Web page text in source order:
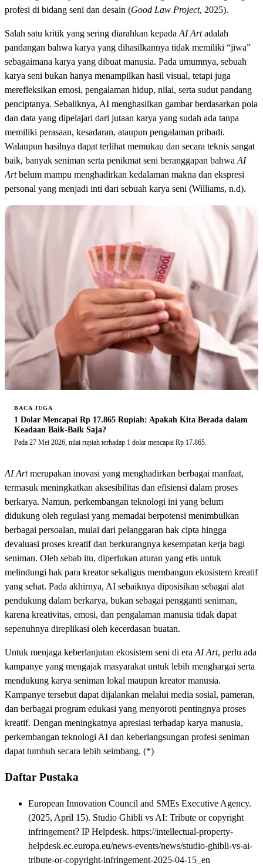
profesi di bidang seni dan desain (Good Law Project, 2025).
Salah satu kritik yang sering diarahkan kepada AI Artadalah
pandangan bahwa karya yang dihasilkannya tidak memiliki “jiwa”
sebagaimana karya yang dibuat manusia. Pada umumnya, sebuah
karya seni bukan hanya menampilkan hasil visual, tetapi juga
merefleksikan emosi, pengalaman hidup, nilai, serta sudut pandang
penciptanya. Sebaliknya, AI menghasilkan gambar berdasarkan pola
dan data yang dipelajari dari jutaan karya yang sudah ada tanpa
memiliki perasaan, kesadaran, ataupun pengalaman pribadi.
Walaupun hasilnya dapat terlihat memukau dan secara teknis sangat
baik, banyak seniman serta penikmat seni beranggapan bahwa AI
Artbelum mampu menghadirkan kedalaman makna dan ekspresi
personal yang menjadi inti dari sebuah karya seni (Williams, n.d).
BACA JUGA
1 Dolar Mencapai Rp 17.865 Rupiah: Apakah Kita Berada dalam
Keadaan Baik-Baik Saja?
Pada 27 Mei 2026, nilai rupiah terhadap 1 dolar mencapai Rp 17.865.
AI Artmerupakan inovasi yang menghadirkan berbagai manfaat,
termasuk meningkatkan aksesibilitas dan efisiensi dalam proses
berkarya. Namun, perkembangan teknologi ini yang belum
didukung oleh regulasi yang memadai berpotensi menimbulkan
berbagai persoalan, mulai dari pelanggaran hak cipta hingga
devaluasi proses kreatif dan berkurangnya kesempatan kerja bagi
seniman. Oleh sebab itu, diperlukan aturan yang etis untuk
melindungi hak para kreator sekaligus membangun ekosistem kreatif
yang sehat. Pada akhirnya, AI sebaiknya diposisikan sebagai alat
pendukung dalam berkarya, bukan sebagai pengganti seniman,
karena kreativitas, emosi, dan pengalaman manusia tidak dapat
sepenuhnya direplikasi oleh kecerdasan buatan.
Untuk menjaga keberlanjutan ekosistem seni di era AI Art, perlu ada
kampanye yang mengajak masyarakat untuk lebih menghargai serta
mendukung karya seniman lokal maupun kreator manusia.
Kampanye tersebut dapat dijalankan melalui media sosial, pameran,
dan berbagai program edukasi yang menyoroti pentingnya proses
kreatif. Dengan meningkatnya apresiasi terhadap karya manusia,
perkembangan teknologi AI dan keberlangsungan profesi seniman
dapat tumbuh secara lebih seimbang. (*)
Daftar Pustaka
European Innovation Council and SMEs Executive Agency.
(2025, April 15). Studio Ghibli vs AI: Tribute or copyright
infringement? IP Helpdesk. https://intellectual-property-
helpdesk.ec.europa.eu/news-events/news/studio-ghibli-vs-ai-
tribute-or-copyright-infringement-2025-04-15_en